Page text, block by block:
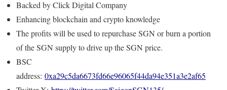
Backed by Click Digital Company
Enhancing blockchain and crypto knowledge
The profits will be used to repurchase SGN or burn a portion
of the SGN supply to drive up the SGN price.
BSC
address: 0xa29c5da6673fd66e96065f44da94e351a3e2af65